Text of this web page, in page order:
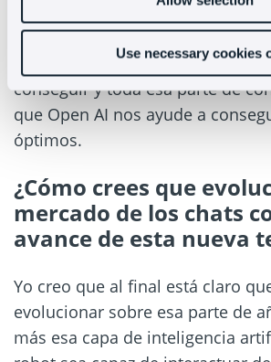
Use necessary cookies
capacidad de entablar una
cual ya no es tan importante
de negocio que tienes sino que
conseguir y toda esa parte de
que Open AI nos ayude a
óptimos.
¿Cómo crees que
mercado de los chats
avance de esta nueva
Yo creo que al final está claro
evolucionar sobre esa parte de
más esa capa de inteligencia